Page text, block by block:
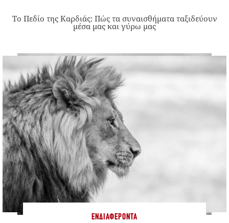
Το Πεδίο της Καρδιάς: Πώς τα συναισθήματα ταξιδεύουν
μέσα μας και γύρω μας
ΕΝΔΙΑΦΈΡΟΝΤΑ